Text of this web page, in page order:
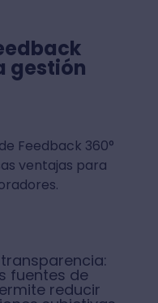
gestión
Feedback 360°
ventajas para
fuentes de
reducir